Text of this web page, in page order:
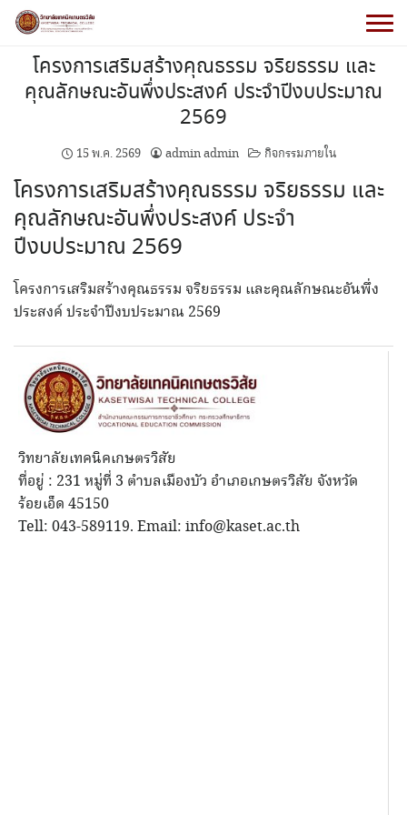
โครงการเสริมสร้างคุณธรรม จริยธรรม และ
คุณลักษณะอันพึ่งประสงค์ ประจำปีงบประมาณ
2569
15 พ.ค. 2569 admin admin กิจกรรมภายใน
โครงการเสริมสร้างคุณธรรม จริยธรรม และ
คุณลักษณะอันพึ่งประสงค์ ประจำ
ปีงบประมาณ 2569
โครงการเสริมสร้างคุณธรรม จริยธรรม และคุณลักษณะอันพึ่ง
ประสงค์ ประจำปีงบประมาณ 2569
วิทยาลัยเทคนิคเกษตรวิสัย
ที่อยู่ : 231 หมู่ที่ 3 ตำบลเมืองบัว อำเภอเกษตรวิสัย จังหวัด
ร้อยเอ็ด 45150
Tell: 043-589119. Email: info@kaset.ac.th